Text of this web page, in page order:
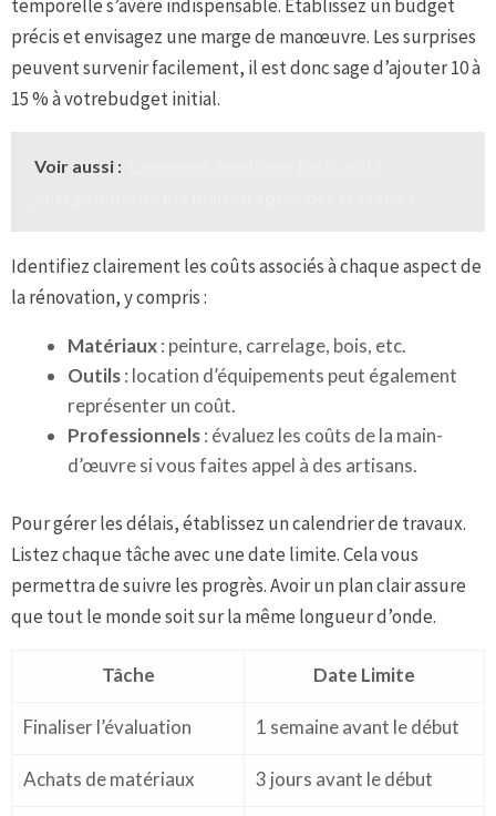
temporelle s’avère indispensable. Établissez un budget
précis et envisagez une marge de manœuvre. Les surprises
peuvent survenir facilement, il est donc sage d’ajouter 10 à
15 % à votrebudget initial.
Voir aussi :
Identifiez clairement les coûts associés à chaque aspect de
la rénovation, y compris :
Matériaux: peinture, carrelage, bois, etc.
Outils: location d’équipements peut également
représenter un coût.
Professionnels: évaluez les coûts de la main-
d’œuvre si vous faites appel à des artisans.
Pour gérer les délais, établissez un calendrier de travaux.
Listez chaque tâche avec une date limite. Cela vous
permettra de suivre les progrès. Avoir un plan clair assure
que tout le monde soit sur la même longueur d’onde.
Tâche Date Limite
Finaliser l’évaluation 1 semaine avant le début
Achats de matériaux 3 jours avant le début